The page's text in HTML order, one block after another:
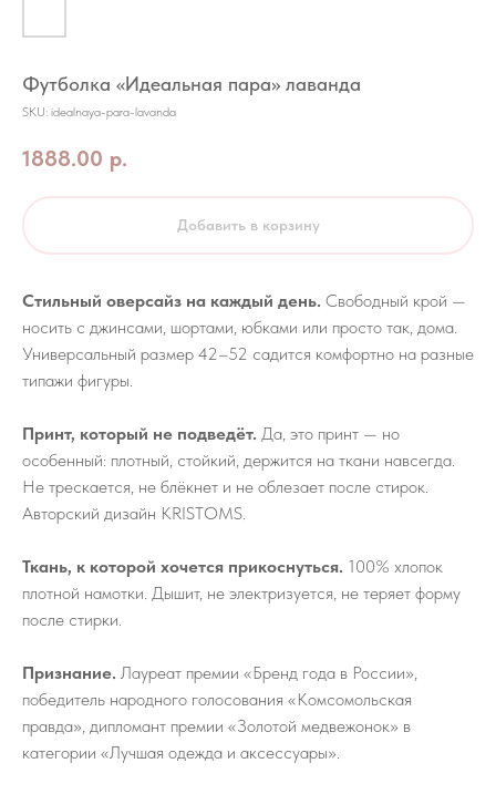
Футболка «Идеальная пара» лаванда
SKU: idealnaya-para-lavanda
1888.00 р.
Добавить в корзину
Стильный оверсайз на каждый день. Свободный крой —
носить с джинсами, шортами, юбками или просто так, дома.
Универсальный размер 42–52 садится комфортно на разные
типажи фигуры.
Принт, который не подведёт. Да, это принт — но
особенный: плотный, стойкий, держится на ткани навсегда.
Не трескается, не блёкнет и не облезает после стирок.
Авторский дизайн KRISTOMS.
Ткань, к которой хочется прикоснуться. 100% хлопок
плотной намотки. Дышит, не электризуется, не теряет форму
после стирки.
Признание. Лауреат премии «Бренд года в России»,
победитель народного голосования «Комсомольская
правда», дипломант премии «Золотой медвежонок» в
категории «Лучшая одежда и аксессуары».